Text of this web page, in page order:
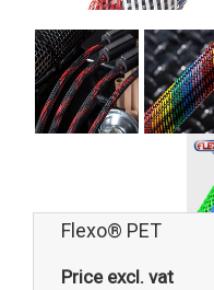
Flexo® PET
Price excl. vat